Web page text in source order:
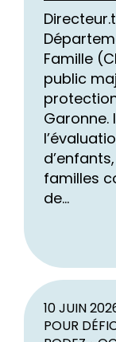
Famille
public
Garonne.
familles
de...
10 JUIN
POUR